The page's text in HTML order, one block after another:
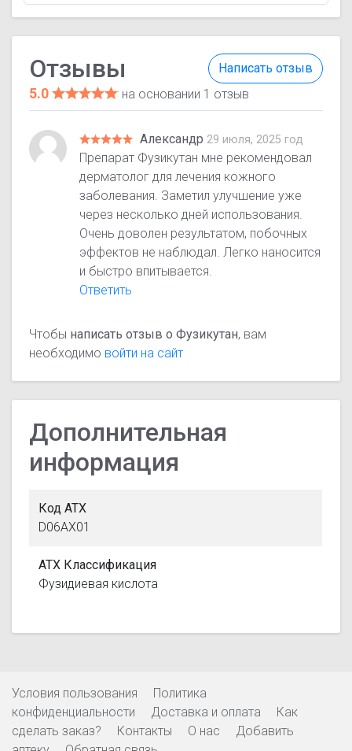
Написать отзыв
Отзывы
5.0 на основании 1 отзыв
Александр 29 июля, 2025 год
Препарат Фузикутан мне рекомендовал
дерматолог для лечения кожного
заболевания. Заметил улучшение уже
через несколько дней использования.
Очень доволен результатом, побочных
эффектов не наблюдал. Легко наносится
и быстро впитывается.
Ответить
Чтобы написать отзыв о Фузикутан, вам
необходимо войти на сайт
Дополнительная
информация
Код АТХ
D06AX01
АТХ Классификация
Фузидиевая кислота
Условия пользования
Политика
конфиденциальности
Доставка и оплата
Как
сделать заказ?
Контакты О нас
Добавить